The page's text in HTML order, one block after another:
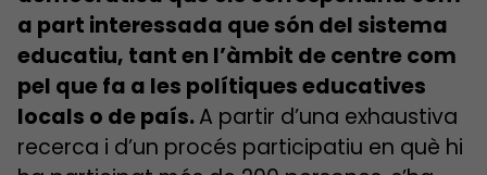
a part interessada que són del sistema
educatiu, tant en l’àmbit de centre com
pel que fa a les polítiques educatives
locals o de país.A partir d’una exhaustiva
recerca i d’un procés participatiu en què hi